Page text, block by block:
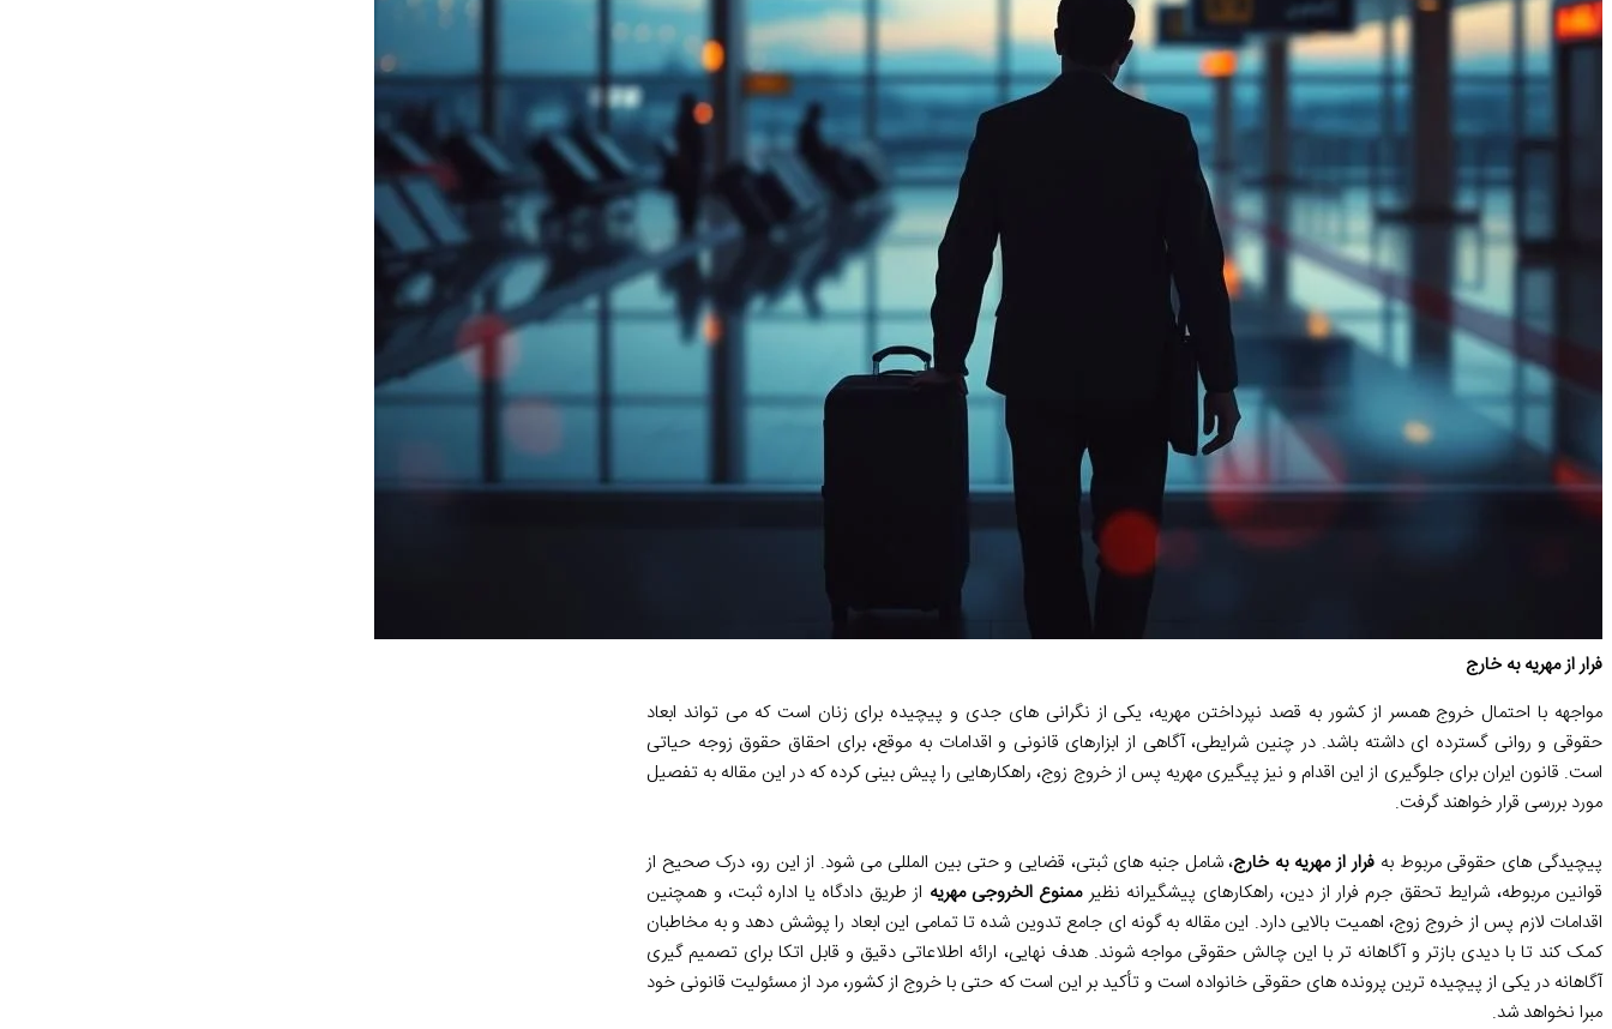
فرار از مهریه به خارج
مواجهه با احتمال خروج همسر از کشور به قصد نپرداختن مهریه، یکی از نگرانی های جدی و پیچیده برای زنان است که می تواند ابعاد
حقوقی و روانی گسترده ای داشته باشد. در چنین شرایطی، آگاهی از ابزارهای قانونی و اقدامات به موقع، برای احقاق حقوق زوجه حیاتی
است. قانون ایران برای جلوگیری از این اقدام و نیز پیگیری مهریه پس از خروج زوج، راهکارهایی را پیش بینی کرده که در این مقاله به تفصیل
مورد بررسی قرار خواهند گرفت.
پیچیدگی های حقوقی مربوط بهفرار از مهریه به خارج، شامل جنبه های ثبتی، قضایی و حتی بین المللی می شود. از این رو، درک صحیح از
قوانین مربوطه، شرایط تحقق جرم فرار از دین، راهکارهای پیشگیرانه نظیرممنوع الخروجی مهریه از طریق دادگاه یا اداره ثبت، و همچنین
اقدامات لازم پس از خروج زوج، اهمیت بالایی دارد. این مقاله به گونه ای جامع تدوین شده تا تمامی این ابعاد را پوشش دهد و به مخاطبان
کمک کند تا با دیدی بازتر و آگاهانه تر با این چالش حقوقی مواجه شوند. هدف نهایی، ارائه اطلاعاتی دقیق و قابل اتکا برای تصمیم گیری
آگاهانه در یکی از پیچیده ترین پرونده های حقوقی خانواده است و تأکید بر این است که حتی با خروج از کشور، مرد از مسئولیت قانونی خود
مبرا نخواهد شد.